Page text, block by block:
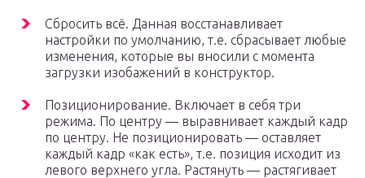
Сбросить всё. Данная восстанавливает
настройки по умолчанию, т.е. сбрасывает любые
изменения, которые вы вносили с момента
загрузки изобажений в конструктор.
Позиционирование. Включает в себя три
режима. По центру — выравнивает каждый кадр
по центру. Не позиционировать — оставляет
каждый кадр «как есть», т.е. позиция исходит из
левого верхнего угла. Растянуть — растягивает